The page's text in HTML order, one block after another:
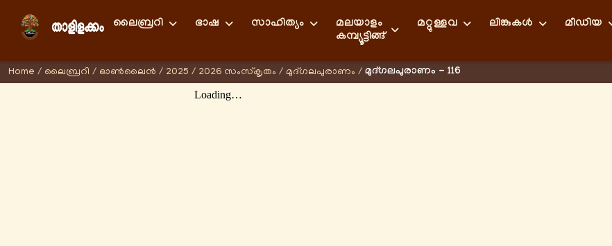
ലൈബ്രറി ഭാഷ സാഹിത്യം
മലയാളം
കമ്പ്യൂട്ടിങ്ങ്
മറ്റുള്ളവ ലിങ്കുകള്‍ മീഡിയ
Home / ലൈബ്രറി / ഓണ്‍ലൈന്‍ / 2025 / 2026 സംസ്കൃതം / മുദ്ഗലപുരാണം / മുദ്ഗലപുരാണം - 116